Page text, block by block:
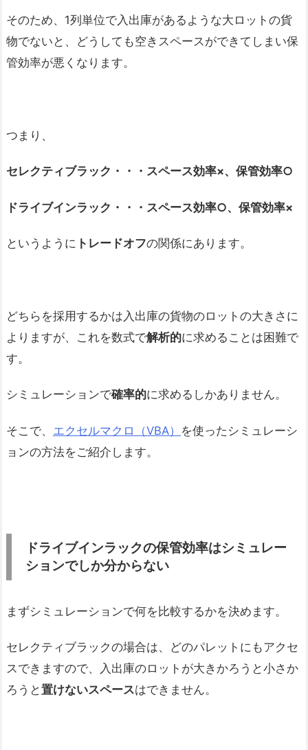
そのため、1列単位で入出庫があるような大ロットの貨
物でないと、どうしても空きスペースができてしまい保
管効率が悪くなります。
つまり、
セレクティブラック・・・スペース効率×、保管効率○
ドライブインラック・・・スペース効率○、保管効率×
というように トレードオフの関係にあります。
どちらを採用するかは入出庫の貨物のロットの大きさに
よりますが、これを数式で解析的に求めることは困難で
す。
シミュレーションで確率的に求めるしかありません。
そこで、 エクセルマクロ（VBA） を使ったシミュレーシ
ョンの方法をご紹介します。
ドライブインラックの保管効率はシミュレー
ションでしか分からない
まずシミュレーションで何を比較するかを決めます。
セレクティブラックの場合は、どのパレットにもアクセ
スできますので、入出庫のロットが大きかろうと小さか
ろうと置けないスペースはできません。